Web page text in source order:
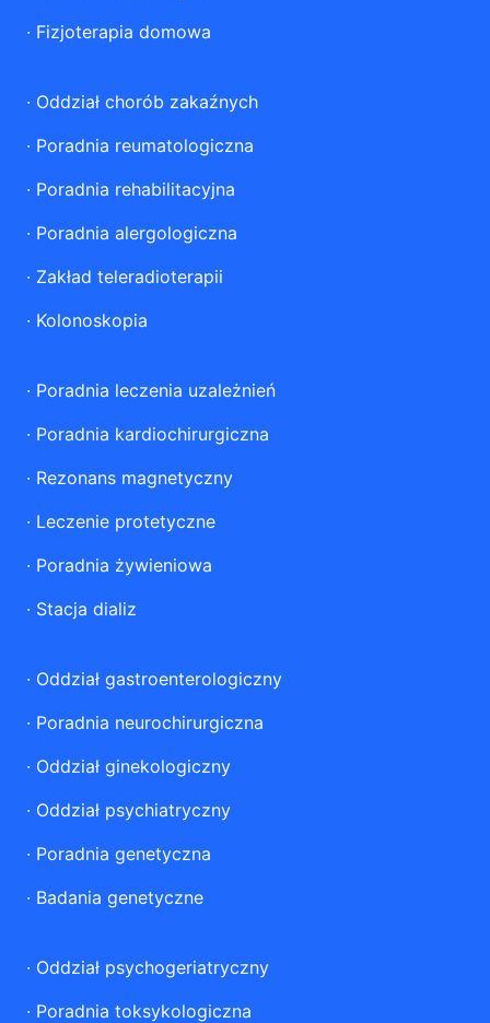
· Fizjoterapia domowa
· Oddział chorób zakaźnych
· Poradnia reumatologiczna
· Poradnia rehabilitacyjna
· Poradnia alergologiczna
· Zakład teleradioterapii
· Kolonoskopia
· Poradnia leczenia uzależnień
· Poradnia kardiochirurgiczna
· Rezonans magnetyczny
· Leczenie protetyczne
· Poradnia żywieniowa
· Stacja dializ
· Oddział gastroenterologiczny
· Poradnia neurochirurgiczna
· Oddział ginekologiczny
· Oddział psychiatryczny
· Poradnia genetyczna
· Badania genetyczne
· Oddział psychogeriatryczny
· Poradnia toksykologiczna